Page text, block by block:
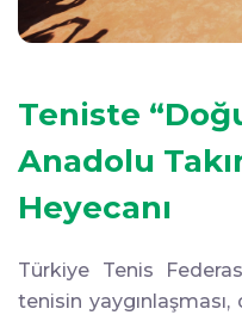
Teniste
Anadolu
Heyecanı
Türkiye Tenis
tenisin